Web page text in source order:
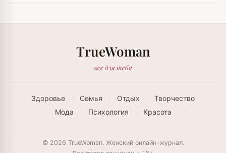
TrueWoman
все для тебя
Здоровье Семья Отдых
Творчество
Мода
Психология Красота
© 2026 TrueWoman. Женский онлайн-журнал.